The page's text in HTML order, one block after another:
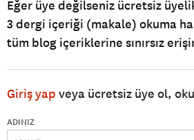
Eğer üye değilseniz ücretsiz
3 dergi içeriği (makale) okuma
tüm blog içeriklerine sınırsız
Giriş yap veya ücretsiz üye ol,
ADINIZ